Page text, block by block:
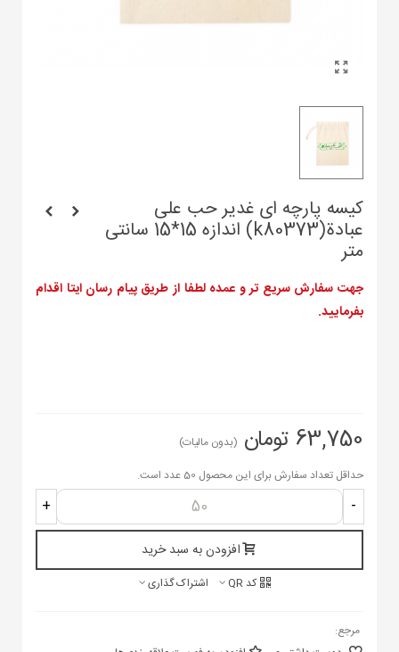
کیسه پارچه ای غدیر حب علی
عبادة(k80373) اندازه 15*15 سانتی
متر
جهت سفارش سریع تر و عمده لطفا از طریق پیام رسان ایتا اقدام
بفرمایید.
63,750 تومان
(بدون مالیات)
حداقل تعداد سفارش برای این محصول 50 عدد است.
-
+
افزودن به سبد خرید
کد QR اشتراک گذاری
مرجع: